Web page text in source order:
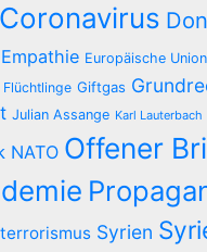
Coronavirus
Empathie Europäische Union
Flüchtlinge Giftgas
Julian Assange Karl Lauterbach
NATO Offener
Syrien